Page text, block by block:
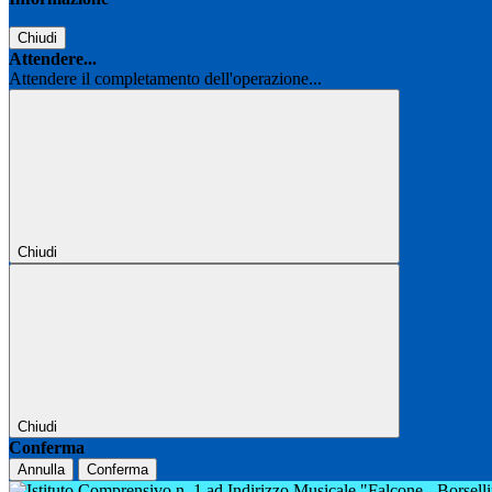
Chiudi
Attendere...
Attendere il completamento dell'operazione...
Chiudi
Chiudi
Conferma
Annulla Conferma